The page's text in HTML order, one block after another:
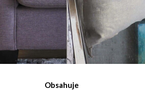
Obsahuje